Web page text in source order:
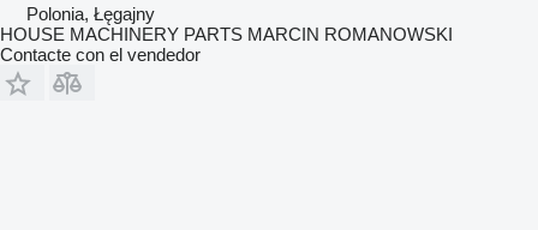
Polonia, Łęgajny
HOUSE MACHINERY PARTS MARCIN ROMANOWSKI
Contacte con el vendedor